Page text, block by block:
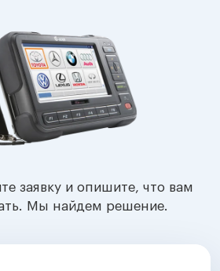
заявку и опишите, что вам
Мы найдем решение.